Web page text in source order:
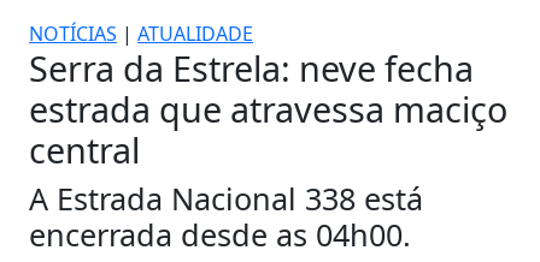
NOTÍCIAS | ATUALIDADE
Serra da Estrela: neve fecha
estrada que atravessa maciço
central
A Estrada Nacional 338 está
encerrada desde as 04h00.